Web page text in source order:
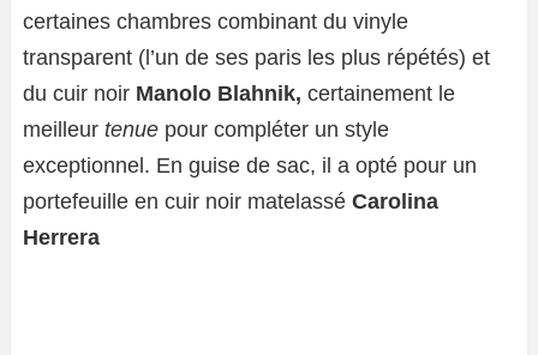
certaines chambres combinant du vinyle
transparent (l’un de ses paris les plus répétés) et
du cuir noir Manolo Blahnik, certainement le
meilleur tenue pour compléter un style
exceptionnel. En guise de sac, il a opté pour un
portefeuille en cuir noir matelassé Carolina
Herrera